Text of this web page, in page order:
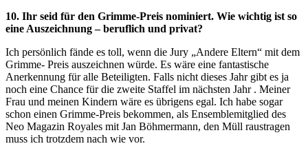
10. Ihr seid für den Grimme-Preis nominiert. Wie wichtig ist so
eine Auszeichnung – beruflich und privat?
Ich persönlich fände es toll, wenn die Jury „Andere Eltern“ mit dem
Grimme- Preis auszeichnen würde. Es wäre eine fantastische
Anerkennung für alle Beteiligten. Falls nicht dieses Jahr gibt es ja
noch eine Chance für die zweite Staffel im nächsten Jahr . Meiner
Frau und meinen Kindern wäre es übrigens egal. Ich habe sogar
schon einen Grimme-Preis bekommen, als Ensemblemitglied des
Neo Magazin Royales mit Jan Böhmermann, den Müll raustragen
muss ich trotzdem nach wie vor.